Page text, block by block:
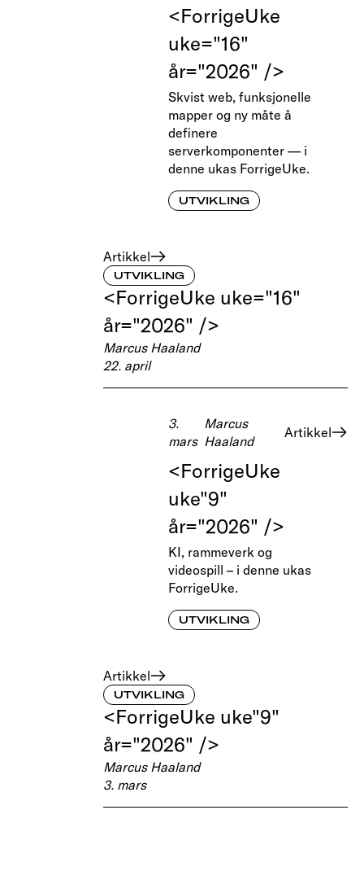
<ForrigeUke
uke="16"
år="2026" />
Skvist web, funksjonelle
mapper og ny måte å
definere
serverkomponenter — i
denne ukas ForrigeUke.
UTVIKLING
Artikkel
UTVIKLING
<ForrigeUke uke="16"
år="2026" />
Marcus Haaland
22. april
3.
mars
Marcus
Haaland
Artikkel
<ForrigeUke
uke"9"
år="2026" />
KI, rammeverk og
videospill – i denne ukas
ForrigeUke.
UTVIKLING
Artikkel
UTVIKLING
<ForrigeUke uke"9"
år="2026" />
Marcus Haaland
3. mars